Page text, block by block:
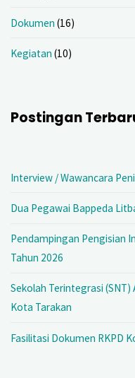
Dokumen (16)
Kegiatan (10)
Postingan
Interview / Wawancara
Dua Pegawai Bappeda
Pendampingan Pengisian
Tahun 2026
Sekolah Terintegrasi
Kota Tarakan
Fasilitasi Dokumen RKPD